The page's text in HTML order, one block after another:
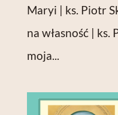
Maryi | ks. Piotr
na własność | ks.
moja...